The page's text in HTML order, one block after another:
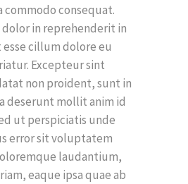
commodo consequat.
in reprehenderit in
cillum dolore eu
Excepteur sint
non proident, sunt in
deserunt mollit anim id
ut perspiciatis unde
error sit voluptatem
laudantium,
eaque ipsa quae ab